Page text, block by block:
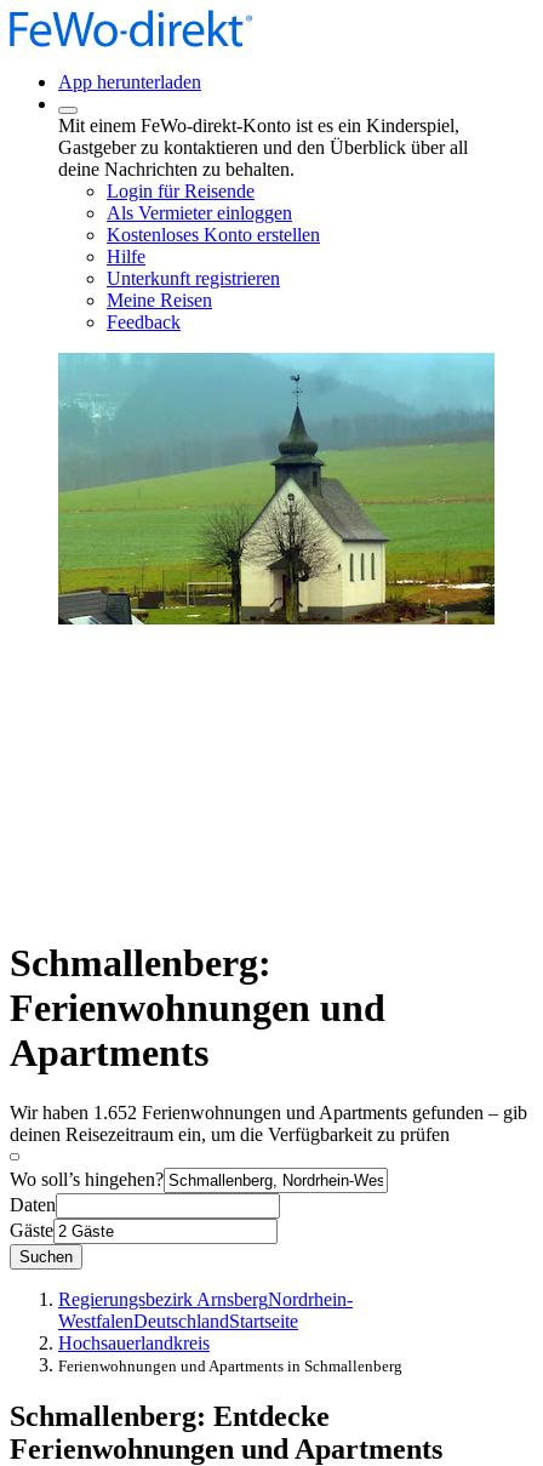
App herunterladen
Mit einem FeWo-direkt-Konto ist es ein Kinderspiel,
Gastgeber zu kontaktieren und den Überblick über all
deine Nachrichten zu behalten.
Login für Reisende
Als Vermieter einloggen
Kostenloses Konto erstellen
Hilfe
Unterkunft registrieren
Meine Reisen
Feedback
Schmallenberg:
Ferienwohnungen und
Apartments
Wir haben 1.652 Ferienwohnungen und Apartments gefunden – gib
deinen Reisezeitraum ein, um die Verfügbarkeit zu prüfen
Wo soll’s hingehen?
Daten
Gäste
Suchen
Regierungsbezirk ArnsbergNordrhein-
WestfalenDeutschlandStartseite
Hochsauerlandkreis
Ferienwohnungen und Apartments in Schmallenberg
Schmallenberg: Entdecke
Ferienwohnungen und Apartments